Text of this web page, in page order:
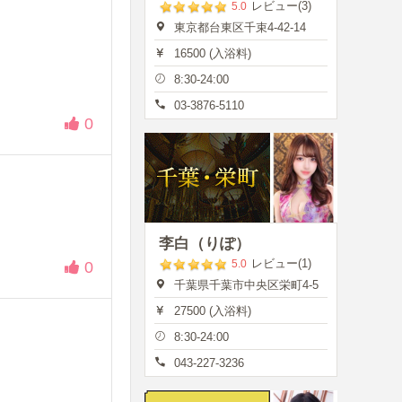
0
0
5.0 レビュー(3)
東京都台東区千束4-42-14
16500 (入浴料)
8:30-24:00
03-3876-5110
李白（りぽ）
5.0 レビュー(1)
千葉県千葉市中央区栄町4-5
27500 (入浴料)
8:30-24:00
043-227-3236